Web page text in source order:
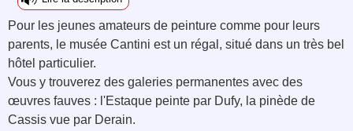
Pour les jeunes amateurs de peinture comme pour leurs
parents, le musée Cantini est un régal, situé dans un très bel
hôtel particulier.
Vous y trouverez des galeries permanentes avec des
œuvres fauves : l'Estaque peinte par Dufy, la pinède de
Cassis vue par Derain.